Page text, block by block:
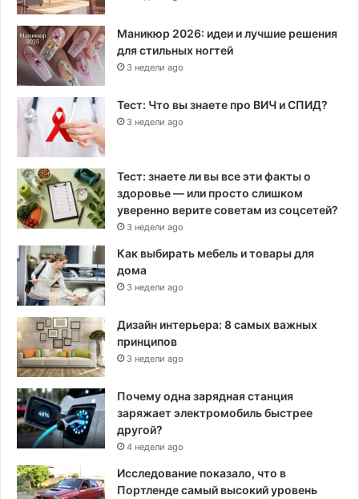
Маникюр 2026: идеи и лучшие решения
для стильных ногтей
3 недели ago
Тест: Что вы знаете про ВИЧ и СПИД?
3 недели ago
Тест: знаете ли вы все эти факты о
здоровье — или просто слишком
уверенно верите советам из соцсетей?
3 недели ago
Как выбирать мебель и товары для
дома
3 недели ago
Дизайн интерьера: 8 самых важных
принципов
3 недели ago
Почему одна зарядная станция
заряжает электромобиль быстрее
другой?
4 недели ago
Исследование показало, что в
Портленде самый высокий уровень